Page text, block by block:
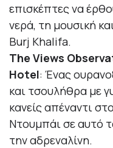
επισκέπτες να
νερά, τη μουσική
Burj Khalifa.
The Views
Hotel: Ένας
και τσουλήθρα με
κανείς απέναντι
Ντουμπάι σε αυτό
την αδρεναλίνη.